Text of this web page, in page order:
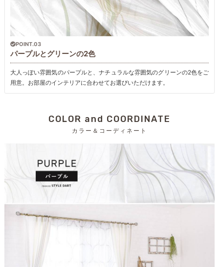
POINT.03
パープルとグリーンの2色
大人っぽい雰囲気のパープルと、ナチュラルな雰囲気のグリーンの2色をご
用意。お部屋のインテリアに合わせてお選びいただけます。
COLOR and COORDINATE
カラー＆コーディネート